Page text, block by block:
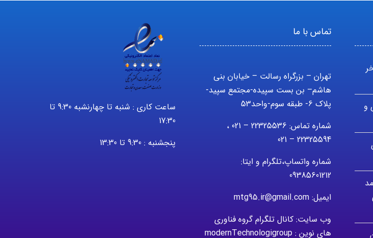
و
تماس با ما
تهران – بزرگراه رسالت – خیابان بنی
هاشم– بن بست سپیده-مجتمع سپید-
پلاک 6- طبقه سوم-واحد53
شماره تماس: 22325536 – 021 ،
22325594 – 021
شماره واتساپ،تلگرام و ایتا:
09385601212
ایمیل: mtg95.ir@gmail.com
وب سایت: کانال تلگرام گروه فناوری
های نوین : modernTechnologigroup
ساعت کاری : شنبه تا چهارنشبه 9:30 تا
17:30
پنجشنبه : 9:30 تا 13:30